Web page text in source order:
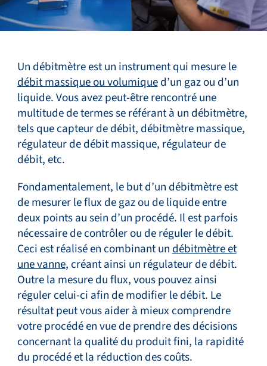
Un débitmètre est un instrument qui mesure le
débit massique ou volumiqued’un gaz ou d’un
liquide. Vous avez peut-être rencontré une
multitude de termes se référant à un débitmètre,
tels que capteur de débit, débitmètre massique,
régulateur de débit massique, régulateur de
débit, etc.
Fondamentalement, le but d’un débitmètre est
de mesurer le flux de gaz ou de liquide entre
deux points au sein d’un procédé. Il est parfois
nécessaire de contrôler ou de réguler le débit.
Ceci est réalisé en combinant un débitmètre et
une vanne, créant ainsi un régulateur de débit.
Outre la mesure du flux, vous pouvez ainsi
réguler celui-ci afin de modifier le débit. Le
résultat peut vous aider à mieux comprendre
votre procédé en vue de prendre des décisions
concernant la qualité du produit fini, la rapidité
du procédé et la réduction des coûts.